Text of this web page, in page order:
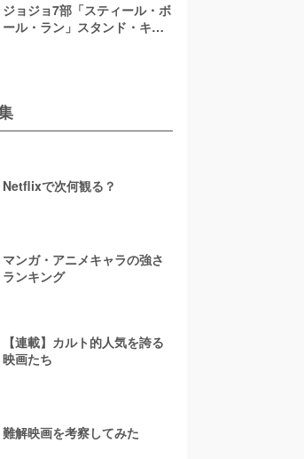
ジョジョ7部「スティール・ボ
ール・ラン」スタンド・キャ
Netflixで次何観る？
マンガ・アニメキャラの強さ
ランキング
【連載】カルト的人気を誇る
映画たち
難解映画を考察してみた